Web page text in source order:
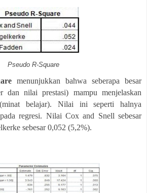
Pseudo R-Square
menunjukkan bahwa seberapa besar
dan nilai prestasi) mampu menjelaskan
belajar). Nilai ini seperti halnya
regresi. Nilai Cox and Snell sebesar
sebesar 0,052 (5,2%).